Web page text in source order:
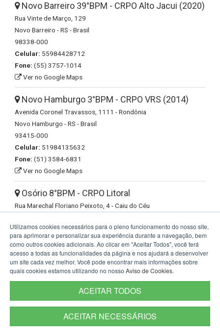
Novo Barreiro 39°BPM - CRPO Alto Jacui (2020)
Rua Vinte de Março, 129
Novo Barreiro - RS - Brasil
98338-000
Celular: 55984428712
Fone: (55) 3757-1014
Ver no Google Maps
Novo Hamburgo 3°BPM - CRPO VRS (2014)
Avenida Coronel Travassos, 1111 - Rondônia
Novo Hamburgo - RS - Brasil
93415-000
Celular: 51984135632
Fone: (51) 3584-6831
Ver no Google Maps
Osório 8°BPM - CRPO Litoral
Rua Marechal Floriano Peixoto, 4 - Caiu do Céu
95520-000
Ver no Google Maps
Palmeira das Missões 39°BPM - CRPO Alto
Jacui (2020)
Avenida Coronel Evaristo, 890 - Centro
Palmeira das Missões - RS - Brasil
Utilizamos cookies necessários para o pleno funcionamento do nosso site,
para aprimorar e personalizar sua experiência durante a navegação, bem
como outros cookies adicionais. Ao clicar em "Aceitar Todos", você terá
acesso a todas as funcionalidades da página e nos ajudará a desenvolver
um site cada vez melhor. Você pode encontrar mais informações sobre
quais cookies estamos utilizando no nosso Aviso de Cookies.
ACEITAR TODOS
ACEITAR NECESSÁRIOS